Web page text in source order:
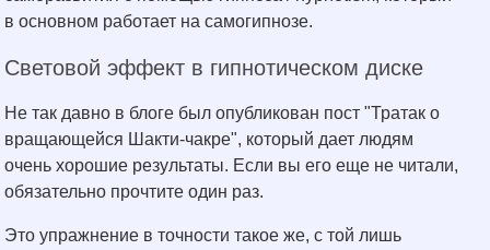
в основном работает на самогипнозе.
Световой эффект в гипнотическом диске
Не так давно в блоге был опубликован пост "Тратак о
вращающейся Шакти-чакре", который дает людям
очень хорошие результаты. Если вы его еще не читали,
обязательно прочтите один раз.
Это упражнение в точности такое же, с той лишь